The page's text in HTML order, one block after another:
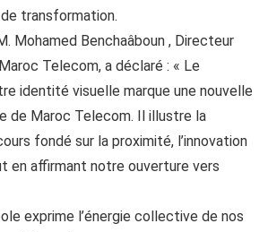
transformation.
Mohamed Benchaâboun , Directeur
Telecom, a déclaré : « Le
identité visuelle marque une nouvelle
de Maroc Telecom. Il illustre la
fondé sur la proximité, l’innovation
en affirmant notre ouverture vers
exprime l’énergie collective de nos